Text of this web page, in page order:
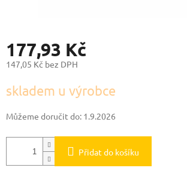
177,93 Kč
147,05 Kč bez DPH
cena:
skladem u výrobce
Můžeme doručit do: 1.9.2026
Přidat do košíku